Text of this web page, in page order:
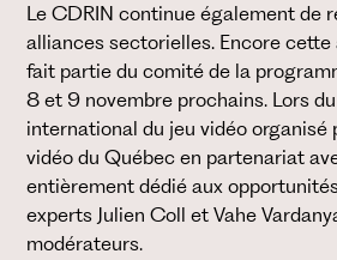
Le CDRIN continue également de
alliances sectorielles. Encore cette
fait partie du comité de la
8 et 9 novembre prochains. Lors
international du jeu vidéo organisé
vidéo du Québec en partenariat
entièrement dédié aux
experts Julien Coll et Vahe
modérateurs.